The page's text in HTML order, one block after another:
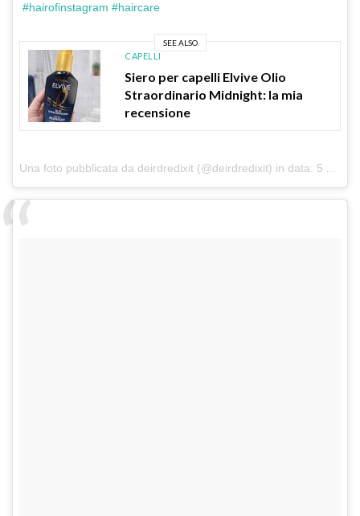
#hairofinstagram #haircare
SEE ALSO
CAPELLI
Siero per capelli Elvive Olio
Straordinario Midnight: la mia
recensione
Una foto pubblicata da deirdredixit (@deirdredixit) in data: 5 Ago 2014 alle ore 10:32 PDT